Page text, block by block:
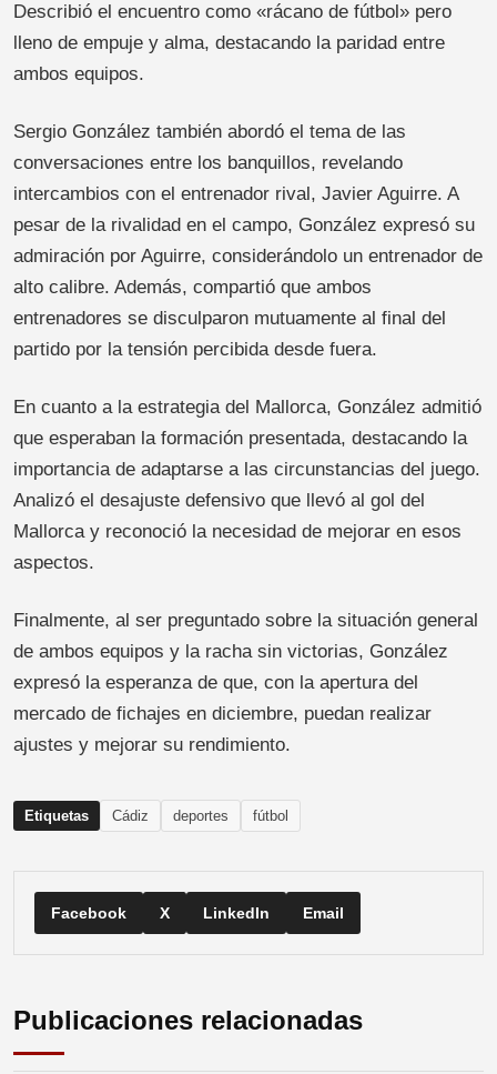
Describió el encuentro como «rácano de fútbol» pero
lleno de empuje y alma, destacando la paridad entre
ambos equipos.
Sergio González también abordó el tema de las
conversaciones entre los banquillos, revelando
intercambios con el entrenador rival, Javier Aguirre. A
pesar de la rivalidad en el campo, González expresó su
admiración por Aguirre, considerándolo un entrenador de
alto calibre. Además, compartió que ambos
entrenadores se disculparon mutuamente al final del
partido por la tensión percibida desde fuera.
En cuanto a la estrategia del Mallorca, González admitió
que esperaban la formación presentada, destacando la
importancia de adaptarse a las circunstancias del juego.
Analizó el desajuste defensivo que llevó al gol del
Mallorca y reconoció la necesidad de mejorar en esos
aspectos.
Finalmente, al ser preguntado sobre la situación general
de ambos equipos y la racha sin victorias, González
expresó la esperanza de que, con la apertura del
mercado de fichajes en diciembre, puedan realizar
ajustes y mejorar su rendimiento.
Etiquetas Cádiz deportes fútbol
Facebook X LinkedIn Email
Publicaciones relacionadas